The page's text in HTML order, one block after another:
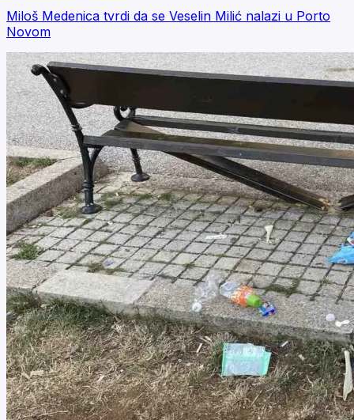
Miloš Medenica tvrdi da se Veselin Milić nalazi u Porto
Novom